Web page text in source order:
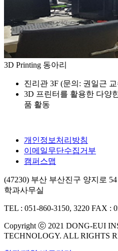
3D Printing 동아리
진리관 3F (문의: 권일근
3D 프린터를 활용한 다양
품 활동
개인정보처리방침
이메일무단수집거부
캠퍼스맵
(47230) 부산 부산진구 양지로
학과사무실
TEL : 051-860-3150, 3220 FAX :
Copyright ⓒ 2021 DONG-EUI
TECHNOLOGY. ALL RIGHTS